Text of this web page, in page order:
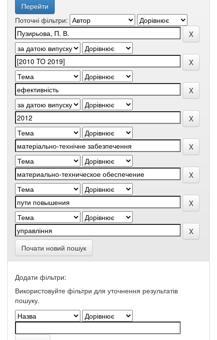
Поточні фільтри:
Почати новий пошук
Додати фільтри:
Використовуйте фільтри для уточнення результатів
пошуку.